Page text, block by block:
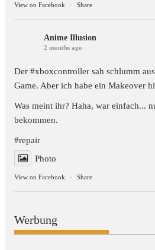
View on Facebook · Share
Anime Illusion
2 months ago
Der #xboxcontroller sah schlumm
Game. Aber ich habe ein Makeover
Was meint ihr? Haha, war einfach...
bekommen.
#repair
Photo
View on Facebook · Share
Werbung